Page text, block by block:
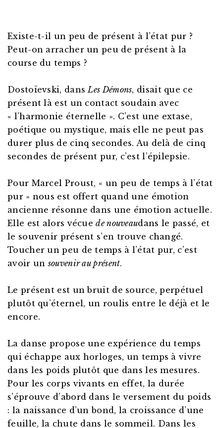
Existe-t-il un peu de présent à l’état pur ?
Peut-on arracher un peu de présent à la
course du temps ?
Dostoïevski, dans Les Démons, disait que ce
présent là est un contact soudain avec
« l’harmonie éternelle ». C’est une extase,
poétique ou mystique, mais elle ne peut pas
durer plus de cinq secondes. Au delà de cinq
secondes de présent pur, c’est l’épilepsie.
Pour Marcel Proust, « un peu de temps à l’état
pur » nous est offert quand une émotion
ancienne résonne dans une émotion actuelle.
Elle est alors vécuede nouveaudans le passé, et
le souvenir présent s’en trouve changé.
Toucher un peu de temps à l’état pur, c’est
avoir unsouvenir au présent.
Le présent est un bruit de source, perpétuel
plutôt qu’éternel, un roulis entre le déjà et le
encore.
La danse propose une expérience du temps
qui échappe aux horloges, un temps à vivre
dans les poids plutôt que dans les mesures.
Pour les corps vivants en effet, la durée
s’éprouve d’abord dans le versement du poids
: la naissance d’un bond, la croissance d’une
feuille, la chute dans le sommeil. Dans les